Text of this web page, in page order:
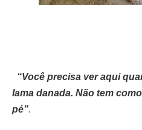
“Você precisa ver aqui
lama danada. Não tem
pé”.